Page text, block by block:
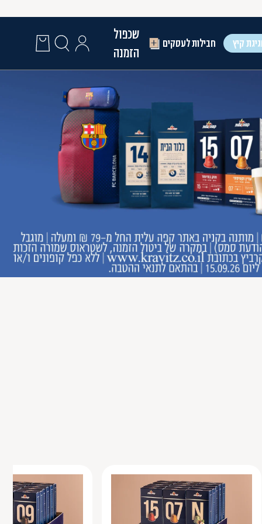
קיץ חבילות לעסקים
שכפול
הזמנה